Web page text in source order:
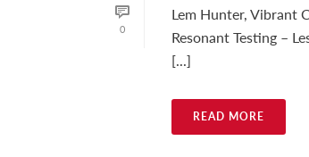
0
Lem Hunter, Vibrant
Resonant Testing –
[...]
READ MORE